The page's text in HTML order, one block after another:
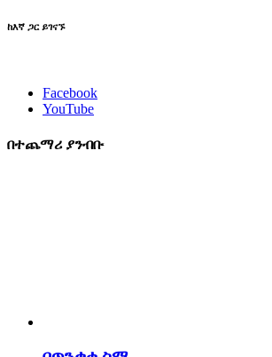
ከእኛ ጋር ይገናኙ
Facebook
YouTube
በተጨማሪ ያንብቡ